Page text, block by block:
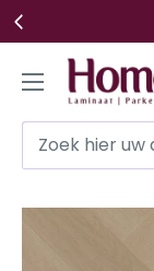
Ga
naar
Homefurn